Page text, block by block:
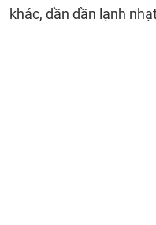
khác, dần dần lạnh